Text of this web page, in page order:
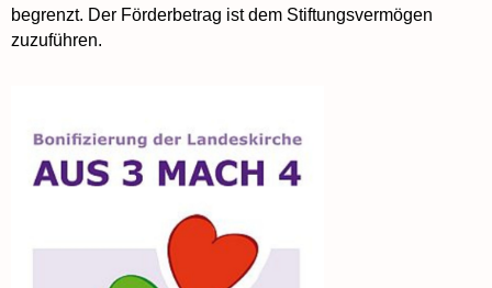
begrenzt. Der Förderbetrag ist dem Stiftungsvermögen
zuzuführen.